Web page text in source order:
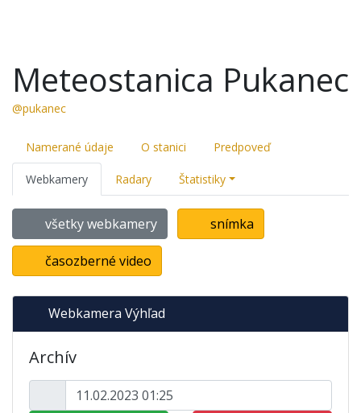
Meteostanica Pukanec
@pukanec
Namerané údaje O stanici Predpoveď
Webkamery Radary Štatistiky
všetky webkamery snímka
časozberné video
Webkamera Výhľad
Archív